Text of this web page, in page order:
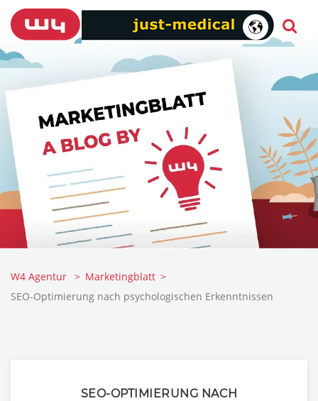
W4 Agentur
Marketingblatt
SEO-Optimierung nach psychologischen Erkenntnissen
SEO-OPTIMIERUNG NACH